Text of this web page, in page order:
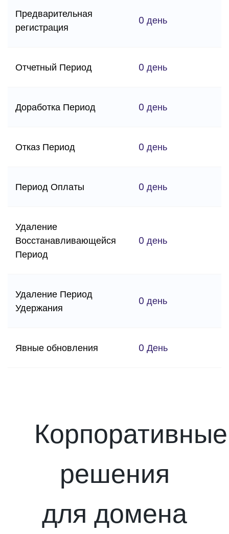
Предварительная
регистрация
0 день
Отчетный Период 0 день
Доработка Период 0 день
Отказ Период 0 день
Период Оплаты 0 день
Удаление
Восстанавливающейся
Период
0 день
Удаление Период
Удержания
0 день
Явные обновления 0 День
Корпоративные
решения
для домена